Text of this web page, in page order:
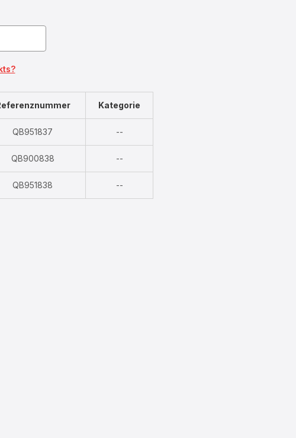
Kategorie
QB951837 --Nicht
verfügbar
QB900838 --Nicht
verfügbar
QB951838 --Nicht
verfügbar